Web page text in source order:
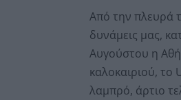
Από την πλευρά
δυνάμεις μας,
Αυγούστου η
καλοκαιριού, το
λαμπρό, άρτιο